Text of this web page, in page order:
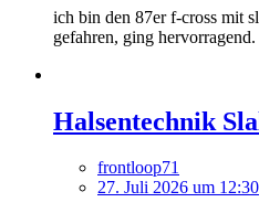
ich bin den 87er f-cross mit
gefahren, ging
Halsentechnik
frontloop71
27. Juli 2026 um 12:30